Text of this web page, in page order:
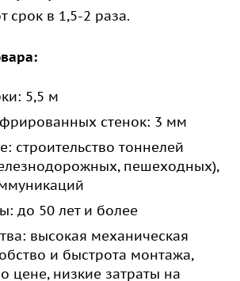
срок в 1,5-2 раза.
5,5 м
стенок: 3 мм
строительство тоннелей
пешеходных),
до 50 лет и более
высокая механическая
и быстрота монтажа,
цене, низкие затраты на